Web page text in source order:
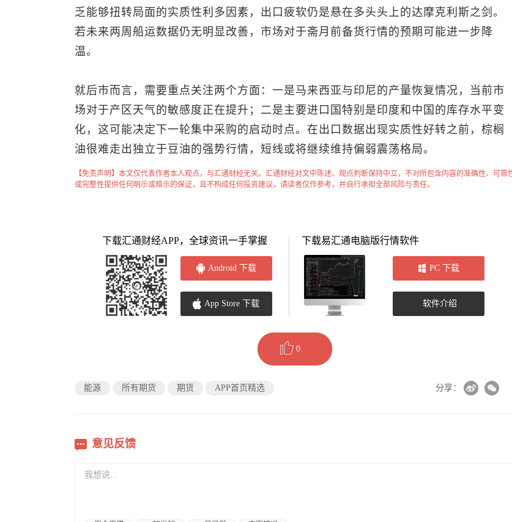
乏能够扭转局面的实质性利多因素，出口疲软仍是悬在多头头上的达摩克利斯之剑。
若未来两周船运数据仍无明显改善，市场对于斋月前备货行情的预期可能进一步降
温。
就后市而言，需要重点关注两个方面：一是马来西亚与印尼的产量恢复情况，当前市
场对于产区天气的敏感度正在提升；二是主要进口国特别是印度和中国的库存水平变
化，这可能决定下一轮集中采购的启动时点。在出口数据出现实质性好转之前，棕榈
油很难走出独立于豆油的强势行情，短线或将继续维持偏弱震荡格局。
【免责声明】本文仅代表作者本人观点，与汇通财经无关。汇通财经对文中陈述、观点判断保持中立，不对所包含内容的准确性、可靠
或完整性提供任何明示或暗示的保证，且不构成任何投资建议，请读者仅作参考，并自行承担全部风险与责任。
下载汇通财经APP，全球资讯一手掌握
Android 下载
App Store 下载
下载易汇通电脑版行情软件
PC 下载
软件介绍
0
能源 所有期货 期货 APP首页精选 分享：
意见反馈